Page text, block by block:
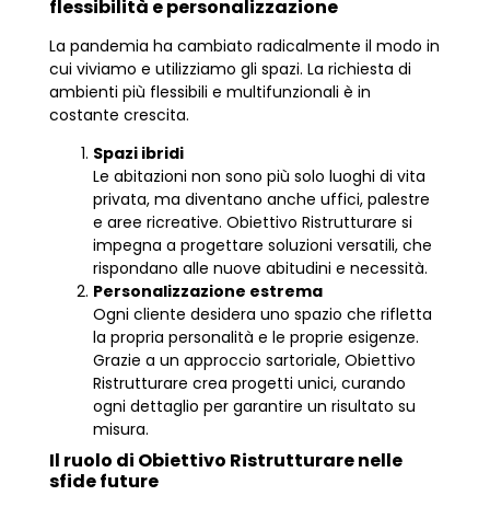
flessibilità e personalizzazione
La pandemia ha cambiato radicalmente il modo in
cui viviamo e utilizziamo gli spazi. La richiesta di
ambienti più flessibili e multifunzionali è in
costante crescita.
Spazi ibridi
Le abitazioni non sono più solo luoghi di vita
privata, ma diventano anche uffici, palestre
e aree ricreative. Obiettivo Ristrutturare si
impegna a progettare soluzioni versatili, che
rispondano alle nuove abitudini e necessità.
Personalizzazione estrema
Ogni cliente desidera uno spazio che rifletta
la propria personalità e le proprie esigenze.
Grazie a un approccio sartoriale, Obiettivo
Ristrutturare crea progetti unici, curando
ogni dettaglio per garantire un risultato su
misura.
Il ruolo di Obiettivo Ristrutturare nelle
sfide future